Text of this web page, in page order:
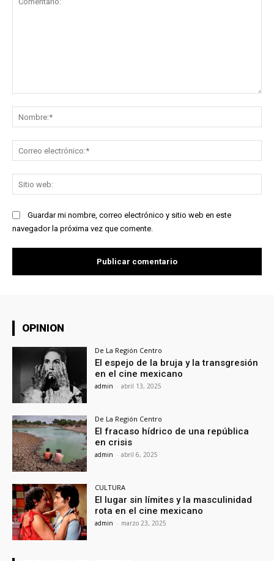
Guardar mi nombre, correo electrónico y sitio web en este
navegador la próxima vez que comente.
OPINION
De La Región Centro
El espejo de la bruja y la transgresión
en el cine mexicano
admin - abril 13, 2025
De La Región Centro
El fracaso hídrico de una república
en crisis
admin - abril 6, 2025
CULTURA
El lugar sin límites y la masculinidad
rota en el cine mexicano
admin - marzo 23, 2025